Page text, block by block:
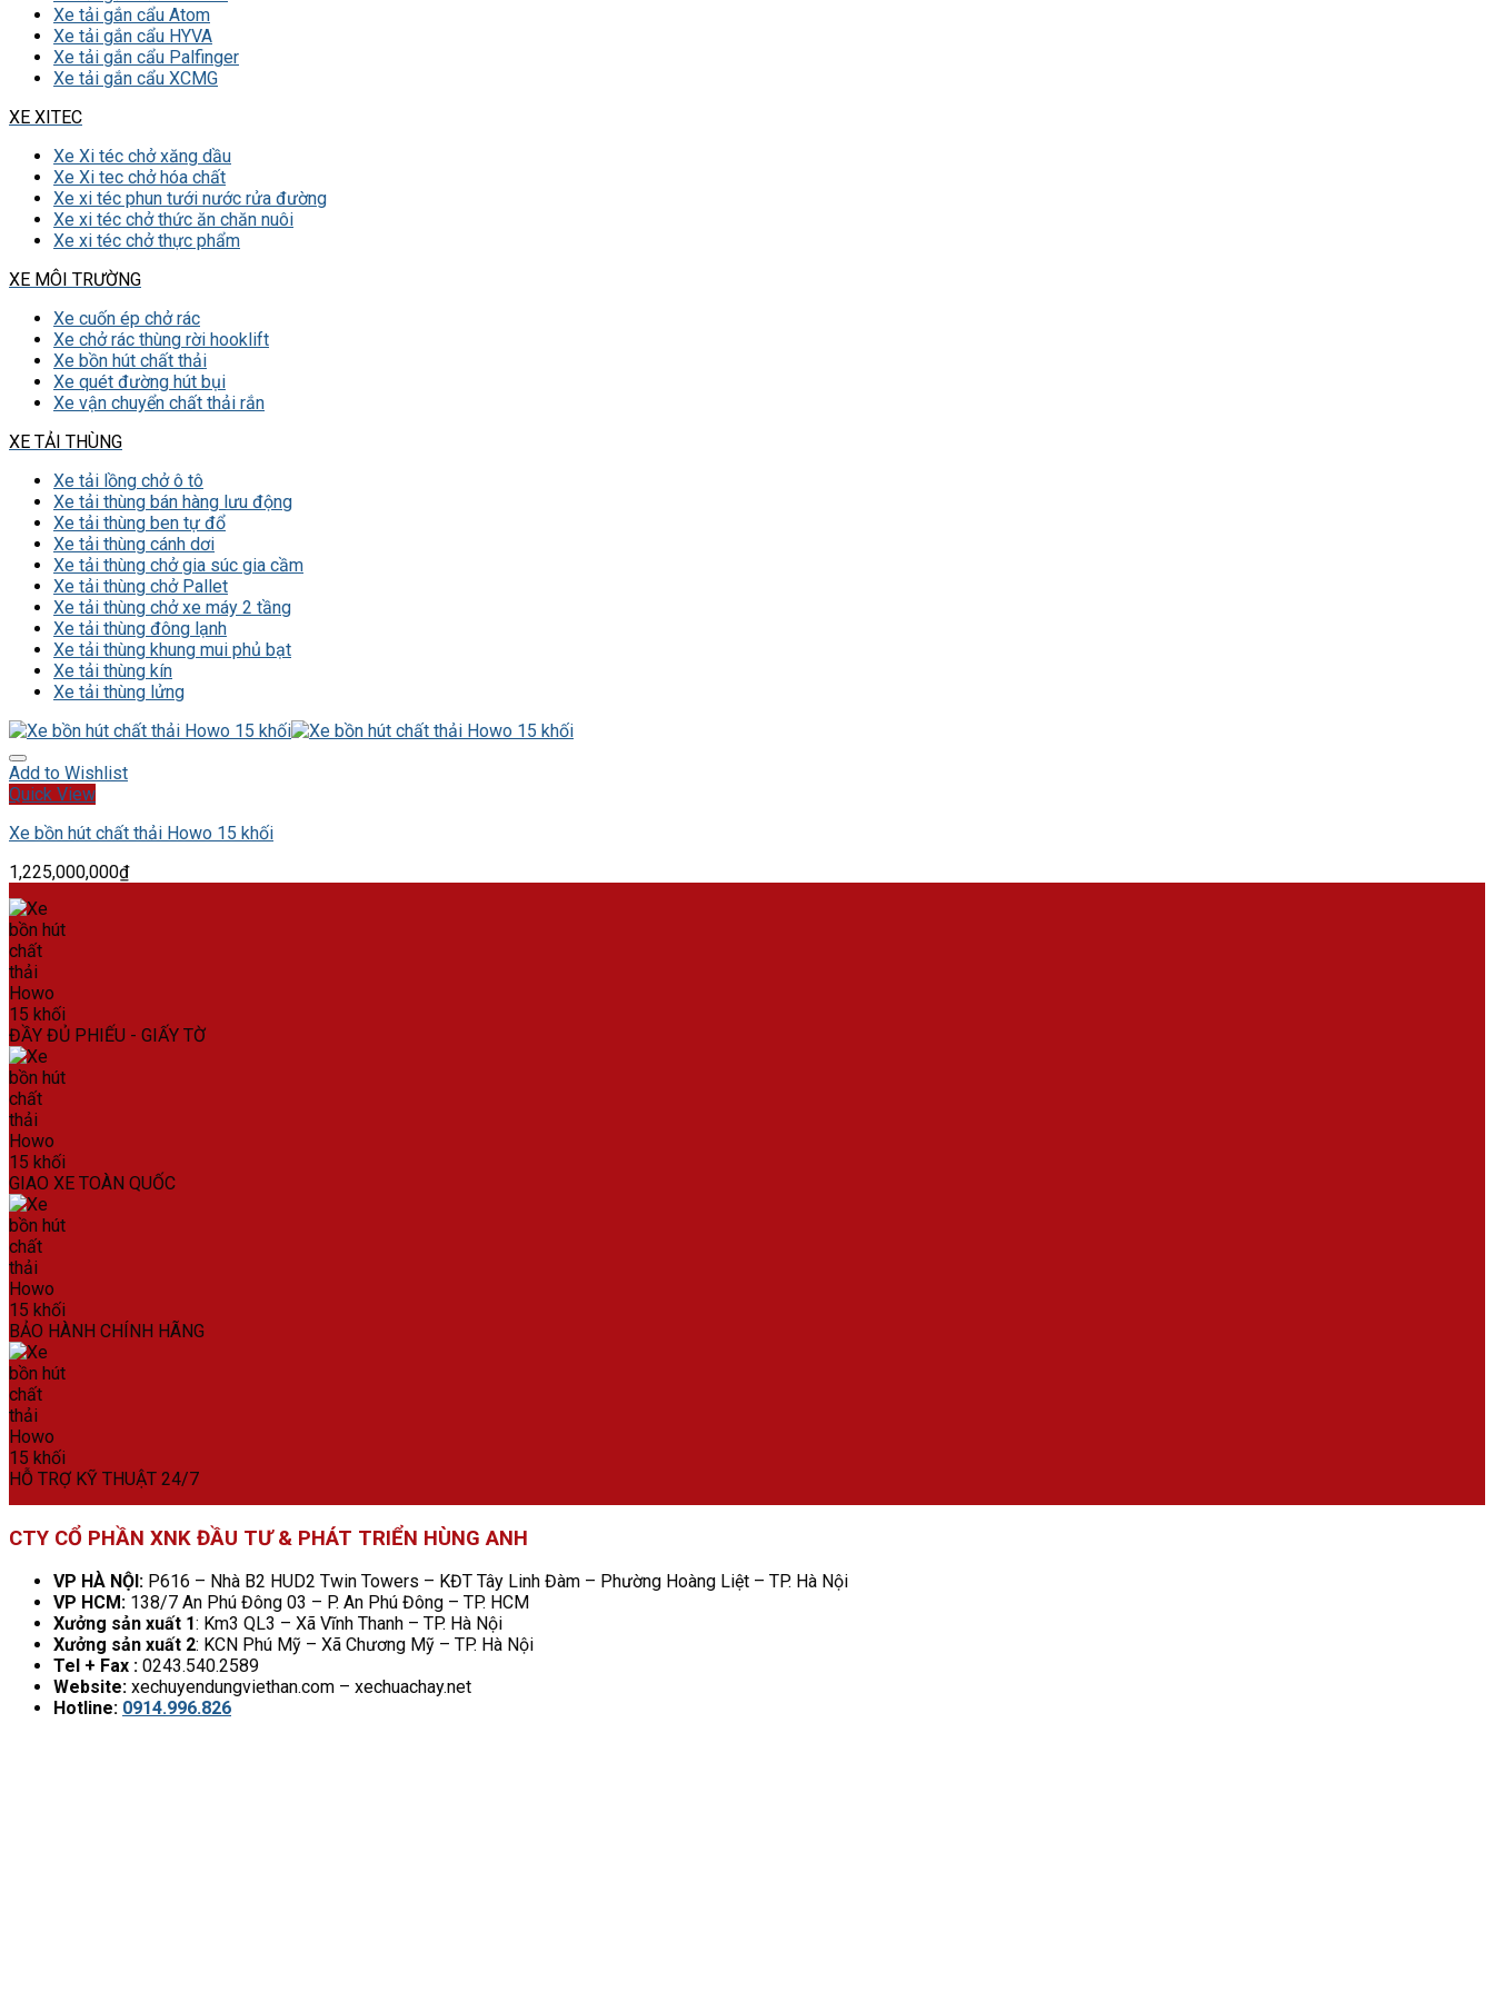
Xe tải gắn cẩu Atom
Xe tải gắn cẩu HYVA
Xe tải gắn cẩu Palfinger
Xe tải gắn cẩu XCMG
XE XITEC
Xe Xi téc chở xăng dầu
Xe Xi tec chở hóa chất
Xe xi téc phun tưới nước rửa đường
Xe xi téc chở thức ăn chăn nuôi
Xe xi téc chở thực phẩm
XE MÔI TRƯỜNG
Xe cuốn ép chở rác
Xe chở rác thùng rời hooklift
Xe bồn hút chất thải
Xe quét đường hút bụi
Xe vận chuyển chất thải rắn
XE TẢI THÙNG
Xe tải lồng chở ô tô
Xe tải thùng bán hàng lưu động
Xe tải thùng ben tự đổ
Xe tải thùng cánh dơi
Xe tải thùng chở gia súc gia cầm
Xe tải thùng chở Pallet
Xe tải thùng chở xe máy 2 tầng
Xe tải thùng đông lạnh
Xe tải thùng khung mui phủ bạt
Xe tải thùng kín
Xe tải thùng lửng
Add to Wishlist
Quick View
Xe bồn hút chất thải Howo 15 khối
1,225,000,000₫
ĐẦY ĐỦ PHIẾU - GIẤY TỜ
GIAO XE TOÀN QUỐC
BẢO HÀNH CHÍNH HÃNG
HỖ TRỢ KỸ THUẬT 24/7
CTY CỔ PHẦN XNK ĐẦU TƯ & PHÁT TRIỂN HÙNG ANH
VP HÀ NỘI: P616 – Nhà B2 HUD2 Twin Towers – KĐT Tây Linh Đàm – Phường Hoàng Liệt – TP. Hà Nội
VP HCM: 138/7 An Phú Đông 03 – P. An Phú Đông – TP. HCM
Xưởng sản xuất 1: Km3 QL3 – Xã Vĩnh Thanh – TP. Hà Nội
Xưởng sản xuất 2: KCN Phú Mỹ – Xã Chương Mỹ – TP. Hà Nội
Tel + Fax : 0243.540.2589
Website: xechuyendungviethan.com – xechuachay.net
Hotline: 0914.996.826